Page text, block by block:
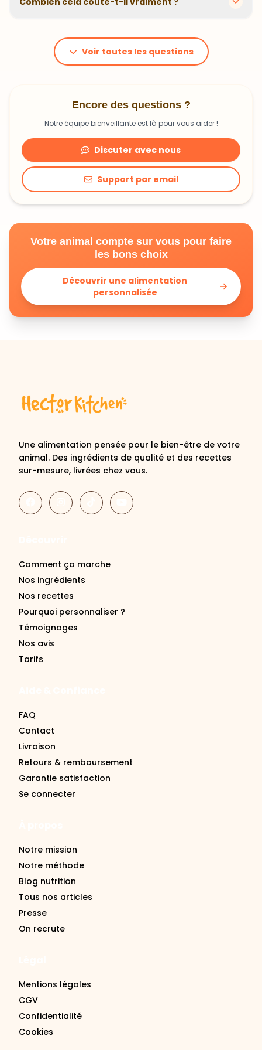
animal. En moyenne, comptez 1,20€ à 1,99€ par jour.
C'est un investissement dans sa santé qui peut vous
faire économiser en frais vétérinaires !
Voir toutes les questions
Encore des questions ?
Notre équipe bienveillante est là pour vous aider !
Discuter avec nous
Support par email
Votre animal compte sur vous pour faire
les bons choix
Découvrir une alimentation
personnalisée
Une alimentation pensée pour le bien-être de votre
animal. Des ingrédients de qualité et des recettes
sur-mesure, livrées chez vous.
Comment ça marche
Nos ingrédients
Nos recettes
Pourquoi personnaliser ?
Témoignages
Nos avis
Tarifs
FAQ
Contact
Livraison
Retours & remboursement
Garantie satisfaction
Se connecter
Notre mission
Notre méthode
Blog nutrition
Tous nos articles
Presse
On recrute
Mentions légales
CGV
Confidentialité
Cookies